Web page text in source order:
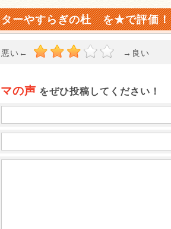
ターやすらぎの杜 を★で評価！
悪い← →良い ★
の声 をぜひ投稿してください！